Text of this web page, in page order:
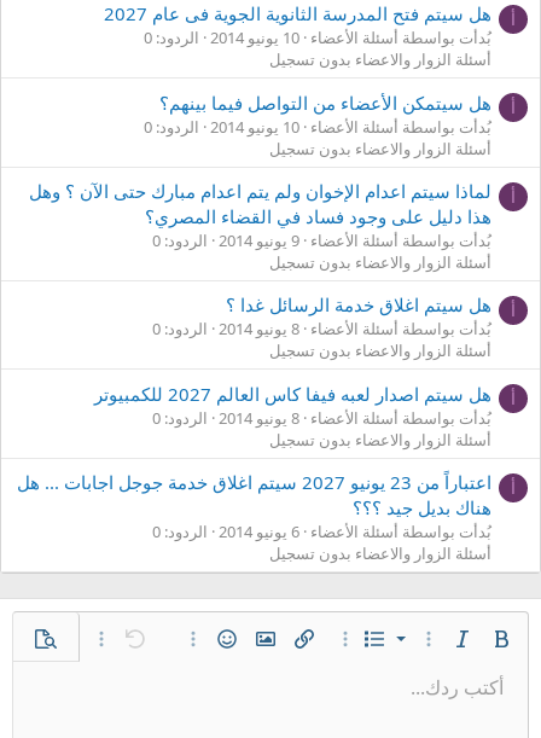
هل سيتم فتح المدرسة الثانوية الجوية فى عام 2027
بُدأت بواسطة أسئلة الأعضاء 10 يونيو 2014
الردود: 0
أسئلة الزوار والاعضاء بدون تسجيل
هل سيتمكن الأعضاء من التواصل فيما بينهم؟
بُدأت بواسطة أسئلة الأعضاء 10 يونيو 2014
الردود: 0
أسئلة الزوار والاعضاء بدون تسجيل
لماذا سيتم اعدام الإخوان ولم يتم اعدام مبارك حتى الآن ؟ وهل
هذا دليل على وجود فساد في القضاء المصري؟
بُدأت بواسطة أسئلة الأعضاء 9 يونيو 2014
الردود: 0
أسئلة الزوار والاعضاء بدون تسجيل
هل سيتم اغلاق خدمة الرسائل غدا ؟
بُدأت بواسطة أسئلة الأعضاء 8 يونيو 2014
الردود: 0
أسئلة الزوار والاعضاء بدون تسجيل
هل سيتم اصدار لعبه فيفا كاس العالم 2027 للكمبيوتر
بُدأت بواسطة أسئلة الأعضاء 8 يونيو 2014
الردود: 0
أسئلة الزوار والاعضاء بدون تسجيل
اعتباراً من 23 يونيو 2027 سيتم اغلاق خدمة جوجل اجابات ... هل
هناك بديل جيد ؟؟؟
بُدأت بواسطة أسئلة الأعضاء 6 يونيو 2014
الردود: 0
أسئلة الزوار والاعضاء بدون تسجيل
غامق مائل خيارات إضافية…
قائمة
قائمة مرتبة
خيارات إضافية…
إدراج رابطإدراج صورةالإبتساماتخيارات إضافية…
تراجع خيارات إضافية…
معاينة
حجم الخط
9
لون النصعائلة الخط المحاذاة
محاذاة لليسار
تنسيق الفقرة إقتباسميديا إدراج جدول إعادة تبديل الـ BB codeإزالة التنسيقأكتب ردك...